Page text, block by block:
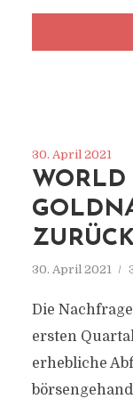
30. April 2021
30. April 2021
Die
ersten
erhebliche